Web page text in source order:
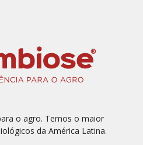
o agro. Temos o maior
da América Latina.